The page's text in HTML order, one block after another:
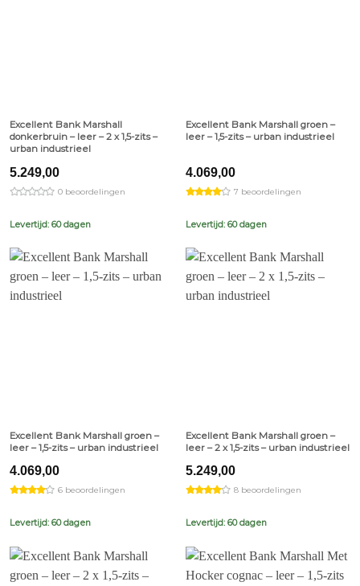
Excellent Bank Marshall
donkerbruin – leer – 2 x 1,5-zits –
urban industrieel
5.249,00
0 beoordelingen
Levertijd: 60 dagen
Excellent Bank Marshall groen –
leer – 1,5-zits – urban industrieel
4.069,00
7 beoordelingen
Levertijd: 60 dagen
Excellent Bank Marshall groen –
leer – 1,5-zits – urban industrieel
4.069,00
6 beoordelingen
Levertijd: 60 dagen
Excellent Bank Marshall groen –
leer – 2 x 1,5-zits – urban industrieel
5.249,00
8 beoordelingen
Levertijd: 60 dagen